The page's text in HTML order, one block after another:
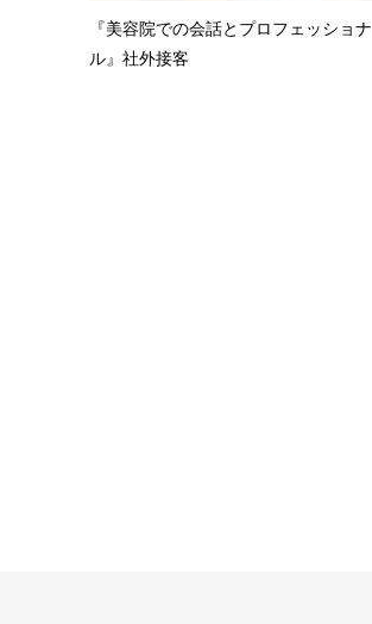
『美容院での会話とプロフェッショナ
ル』社外接客